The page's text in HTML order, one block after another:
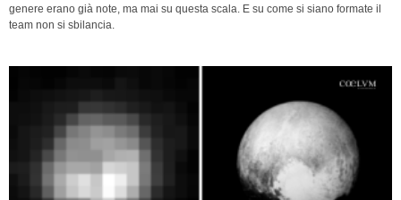
genere erano già note, ma mai su questa scala. E su come si siano formate il
team non si sbilancia.